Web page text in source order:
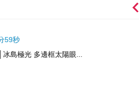
58秒
冰島極光 多邊框太陽眼...